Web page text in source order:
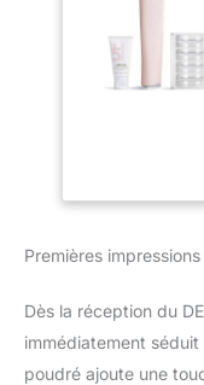
Premières
Dès la réception du
immédiatement
poudré ajoute une